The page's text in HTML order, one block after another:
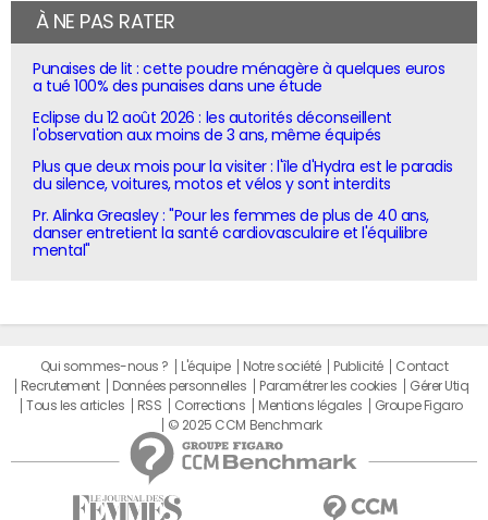
À NE PAS RATER
Punaises de lit : cette poudre ménagère à quelques euros
a tué 100% des punaises dans une étude
Eclipse du 12 août 2026 : les autorités déconseillent
l'observation aux moins de 3 ans, même équipés
Plus que deux mois pour la visiter : l'île d'Hydra est le paradis
du silence, voitures, motos et vélos y sont interdits
Pr. Alinka Greasley : "Pour les femmes de plus de 40 ans,
danser entretient la santé cardiovasculaire et l'équilibre
mental"
Qui sommes-nous ? L'équipe Notre société Publicité
Contact
Recrutement
Données personnelles Paramétrer les cookies
Gérer Utiq
Tous les articles
RSS Corrections Mentions légales
Groupe Figaro
© 2025 CCM Benchmark